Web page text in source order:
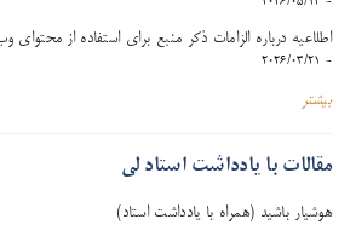
اطلاعیه درباره الزامات ذکر منبع برای استفاده از
- 2026/03/21
بیشتر
مقالات با یادداشت استاد لی
هوشیار باشید (همراه با یادداشت استاد)